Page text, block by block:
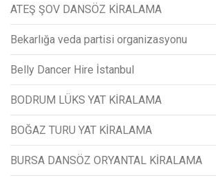
ATEŞ ŞOV DANSÖZ KİRALAMA
Bekarlığa veda partisi organizasyonu
Belly Dancer Hire İstanbul
BODRUM LÜKS YAT KİRALAMA
BOĞAZ TURU YAT KİRALAMA
BURSA DANSÖZ ORYANTAL KİRALAMA